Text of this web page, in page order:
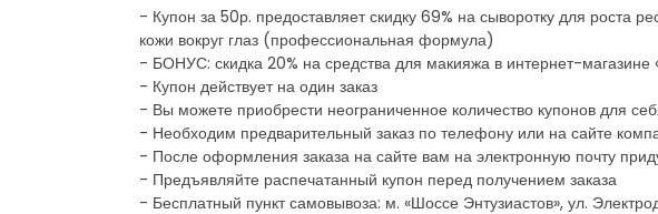
- Купон за 50р. предоставляет скидку 69% на сыворотку для роста
кожи вокруг глаз (профессиональная формула)
- БОНУС: скидка 20% на средства для макияжа в интернет-магазине
- Купон действует на один заказ
- Вы можете приобрести неограниченное количество купонов для
- Необходим предварительный заказ по телефону или на сайте
- После оформления заказа на сайте вам на электронную почту
- Предъявляйте распечатанный купон перед получением заказа
- Бесплатный пункт самовывоза: м. «Шоссе Энтузиастов», ул.